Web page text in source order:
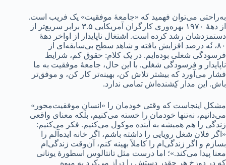
به‌راحتی می‌توان فهمید که «جامعۀ موفقیت» یک فریب است.
از دهۀ ۱۹۷۰ بهره‌وری کارگران آمریکایی ۳.۵ برابر سریع‌تر از
دستمزدشان رشد کرده است. اشتغال ناپایدار از اواخر دهۀ
۸۰، نُه درصد افزایش یافته و شاهد سطح بی‌سابقه‌ای از
فرسودگی شغلی بوده‌ایم. در یک کلام: حقوق کم، شرایط
ناپایدار و فرسودگی شغلی. با این حال، جامعۀ موفقیت به ما
فشار می‌آورد که بیشتر تلاش کن، بهینه‌تر کار کن، و موفق‌تر
باش. این مدار کِشنده‌اش تمامی ندارد.
مشکل اینجاست که وقتی خودمان را «انسانِ موفقیت‌محور»
می‌دانیم، نه‌تنها خودمان را خسته می‌کنیم، بلکه معنای واقعی
زندگی را هم همیشه به آینده موکول می‌کنیم. فکر می‌کنیم:
«اگر فلان شغل رویایی را داشته باشم، اگر خانه ایده‌آلم را
بسازم و اگر زندگی‌ام را کاملاً بهینه کنم، آن‌وقت زندگی‌ام
معنا پیدا می‌کند.»؛ اما درست مثل تانتالوس اسطورۀ یونانی
که در دوزخ هر چقدر دستش را دراز می‌کرد به میوه‌